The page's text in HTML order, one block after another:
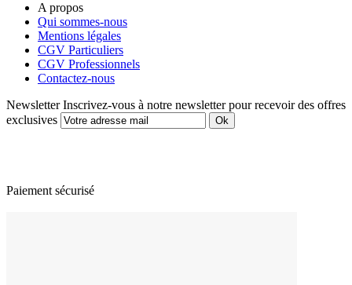
A propos
Qui sommes-nous
Mentions légales
CGV Particuliers
CGV Professionnels
Contactez-nous
Newsletter Inscrivez-vous à notre newsletter pour recevoir des offres
exclusives
Paiement sécurisé